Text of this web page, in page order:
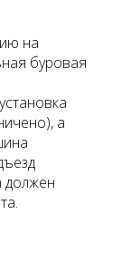
на
буровая
а
должен